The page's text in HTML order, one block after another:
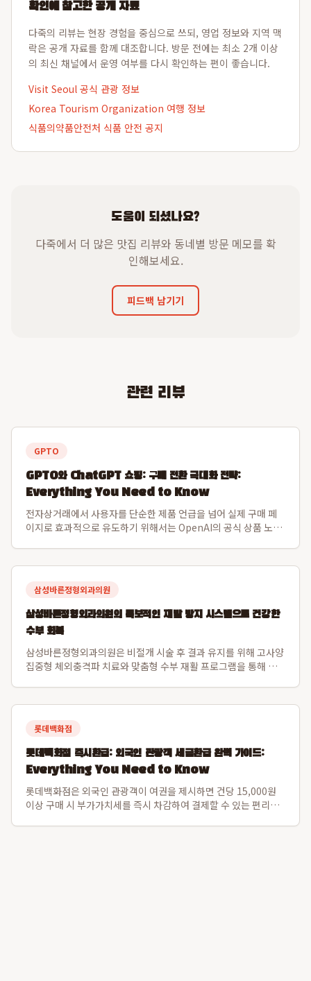
확인에 참고한 공개 자료
다죽의 리뷰는 현장 경험을 중심으로 쓰되, 영업 정보와 지역 맥
락은 공개 자료를 함께 대조합니다. 방문 전에는 최소 2개 이상
의 최신 채널에서 운영 여부를 다시 확인하는 편이 좋습니다.
Visit Seoul 공식 관광 정보
Korea Tourism Organization 여행 정보
식품의약품안전처 식품 안전 공지
도움이 되셨나요?
다죽에서 더 많은 맛집 리뷰와 동네별 방문 메모를 확
인해보세요.
피드백 남기기
관련 리뷰
GPTO
GPTO와 ChatGPT 쇼핑: 구매 전환 극대화 전략:
Everything You Need to Know
전자상거래에서 사용자를 단순한 제품 언급을 넘어 실제 구매 페
이지로 효과적으로 유도하기 위해서는 OpenAI의 공식 상품 노출
수수료 없는 구매 ...
삼성바른정형외과의원
삼성바른정형외과의원의 독보적인 재발 방지 시스템으로 건강한
수부 회복
삼성바른정형외과의원은 비절개 시술 후 결과 유지를 위해 고사양
집중형 체외충격파 치료와 맞춤형 수부 재활 프로그램을 통해 재
교육을 병행하여 환자들의 장...
롯데백화점
롯데백화점 즉시환급: 외국인 관광객 세금환급 완벽 가이드:
Everything You Need to Know
롯데백화점은 외국인 관광객이 여권을 제시하면 건당 15,000원
이상 구매 시 부가가치세를 즉시 차감하여 결제할 수 있는 편리한